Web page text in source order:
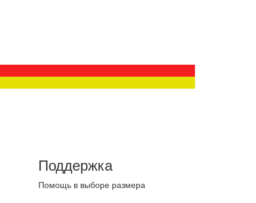
Поддержка
Помощь в выборе размера